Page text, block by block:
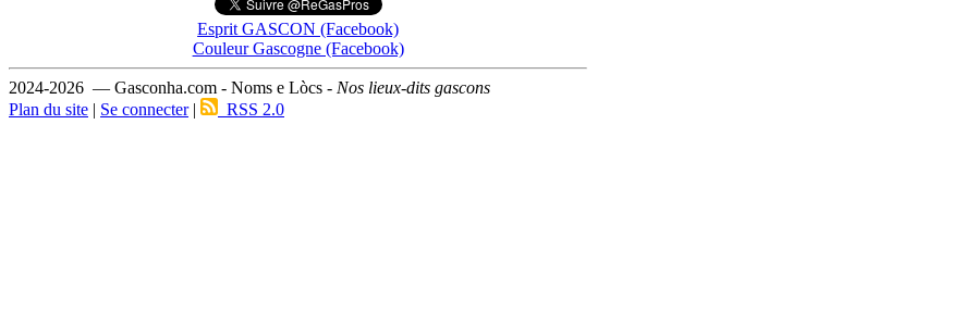
Esprit GASCON (Facebook)
Couleur Gascogne (Facebook)
2024-2026 — Gasconha.com - Noms e Lòcs - Nos lieux-dits gascons
Plan du site | Se connecter| RSS 2.0